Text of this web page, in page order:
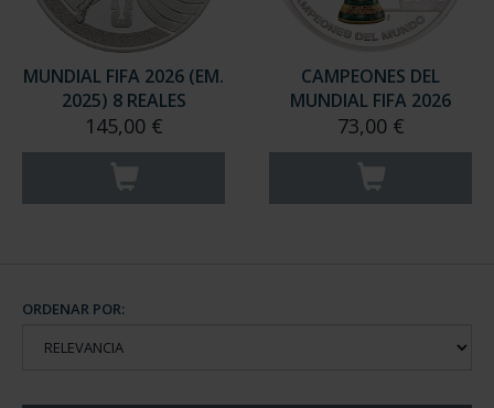
MUNDIAL FIFA 2026 (EM.
2025) 8 REALES
145,00 €
CAMPEONES DEL
MUNDIAL FIFA 2026
73,00 €
ORDENAR POR: